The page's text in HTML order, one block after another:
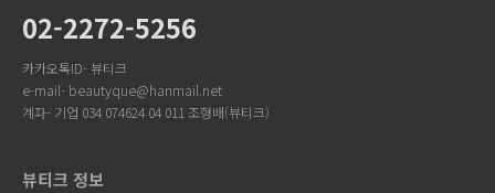
02-2272-5256
카카오톡ID- 뷰티크
e-mail- beautyque@hanmail.net
계좌- 기업 034 074624 04 011 조형배(뷰티크)
뷰티크 정보